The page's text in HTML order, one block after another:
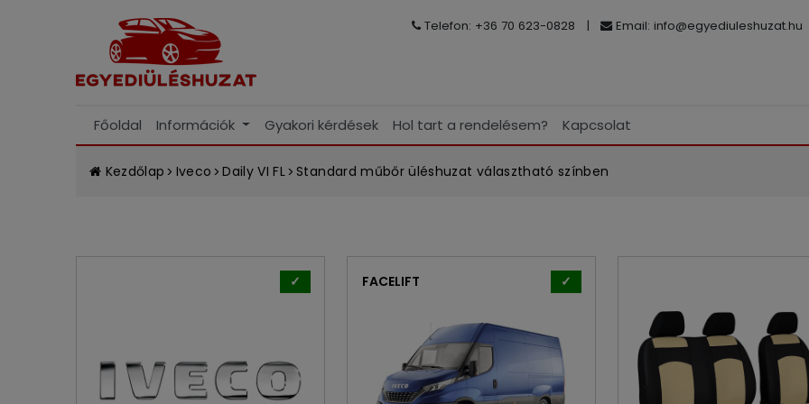
Telefon: +36 70 623-0828 | Email: info@egyediuleshuzat.hu
Főoldal Információk Gyakori kérdések Hol tart a rendelésem? Kapcsolat
Kezdőlap Iveco Daily VI FL Standard műbőr üléshuzat választható színben
✓ ✓
FACELIFT